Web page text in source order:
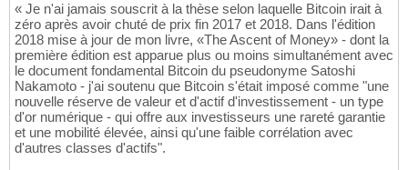
« Je n'ai jamais souscrit à la thèse selon laquelle Bitcoin irait à
zéro après avoir chuté de prix fin 2017 et 2018. Dans l'édition
2018 mise à jour de mon livre, «The Ascent of Money» - dont la
première édition est apparue plus ou moins simultanément avec
le document fondamental Bitcoin du pseudonyme Satoshi
Nakamoto - j'ai soutenu que Bitcoin s'était imposé comme "une
nouvelle réserve de valeur et d'actif d'investissement - un type
d'or numérique - qui offre aux investisseurs une rareté garantie
et une mobilité élevée, ainsi qu'une faible corrélation avec
d'autres classes d'actifs".